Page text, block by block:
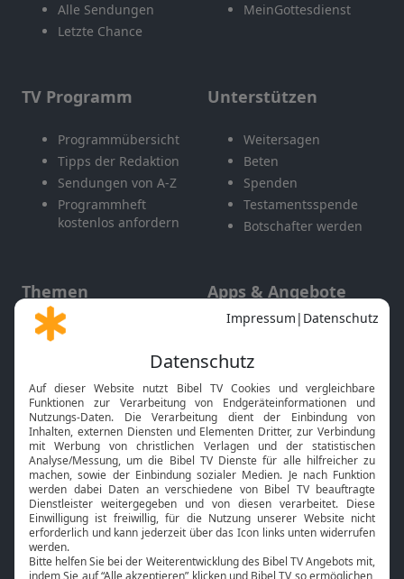
Alle Sendungen
Letzte Chance
MeinGottesdienst
TV Programm
Programmübersicht
Tipps der Redaktion
Sendungen von A-Z
Programmheft
kostenlos anfordern
Unterstützen
Weitersagen
Beten
Spenden
Testamentsspende
Botschafter werden
Themen
Gott und Bibel erklärt
Neuigkeiten
Apps & Angebote
Mobile App
Smart TV
HbbTV
Bibelthek Online-Bibel
Nächster Gottesdienst
Bibel TV
Über uns
Service
Kontakt